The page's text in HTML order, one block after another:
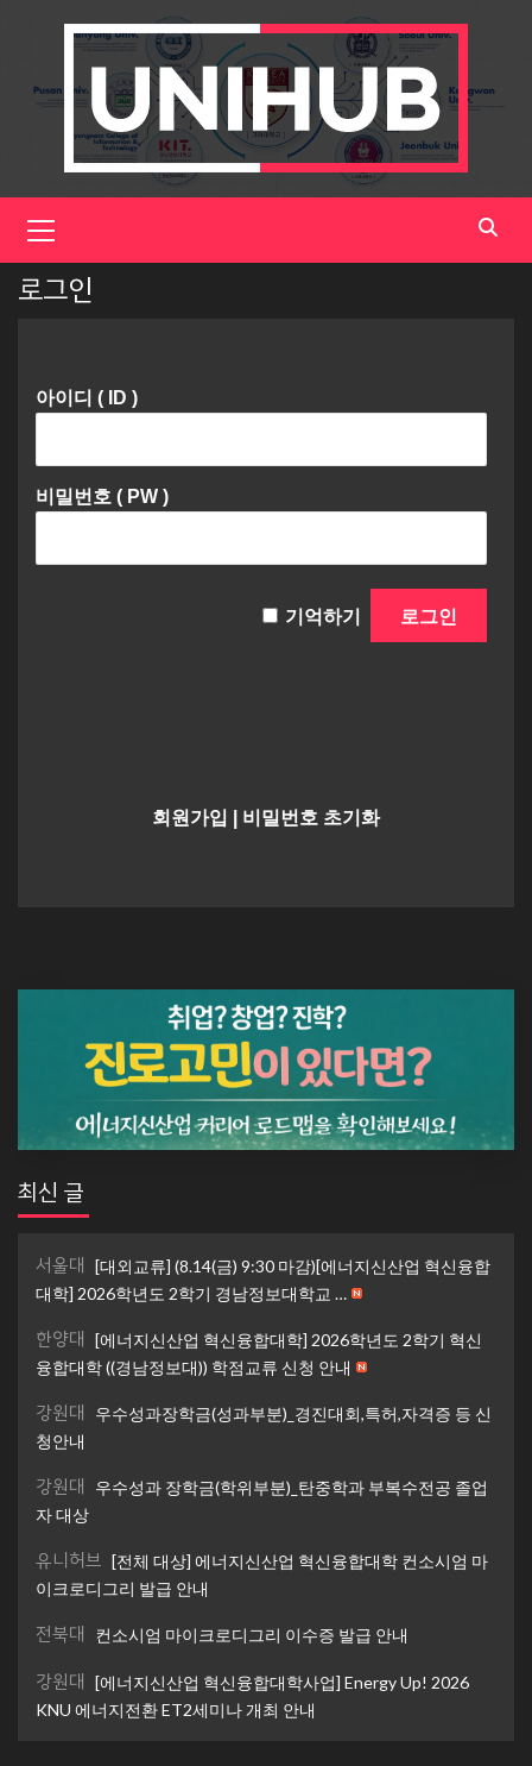
Menu
로그인
아이디 ( ID )
비밀번호 ( PW )
기억하기
회원가입 비밀번호 초기화
최신 글
서울대 [대외교류] (8.14(금) 9:30 마감)[에너지신산업 혁신융합
대학] 2026학년도 2학기 경남정보대학교 …
한양대 [에너지신산업 혁신융합대학] 2026학년도 2학기 혁신
융합대학 ((경남정보대)) 학점교류 신청 안내
강원대
우수성과장학금(성과부분)_경진대회,특허,자격증 등 신
청안내
강원대
우수성과 장학금(학위부분)_탄중학과 부복수전공 졸업
자 대상
유니허브 [전체 대상] 에너지신산업 혁신융합대학 컨소시엄 마
이크로디그리 발급 안내
전북대 컨소시엄 마이크로디그리 이수증 발급 안내
강원대 [에너지신산업 혁신융합대학사업] Energy Up! 2026
KNU 에너지전환 ET2세미나 개최 안내